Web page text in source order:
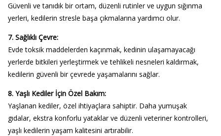
Güvenli ve tanıdık bir ortam, düzenli rutinler ve uygun sığınma
yerleri, kedilerin stresle başa çıkmalarına yardımcı olur.
7. Sağlıklı Çevre:
Evde toksik maddelerden kaçınmak, kedinin ulaşamayacağı
yerlerde bitkileri yerleştirmek ve tehlikeli nesneleri kaldırmak,
kedilerin güvenli bir çevrede yaşamalarını sağlar.
8. Yaşlı Kediler İçin Özel Bakım:
Yaşlanan kediler, özel ihtiyaçlara sahiptir. Daha yumuşak
gıdalar, ekstra konforlu yataklar ve düzenli veteriner kontrolleri,
yaşlı kedilerin yaşam kalitesini artırabilir.